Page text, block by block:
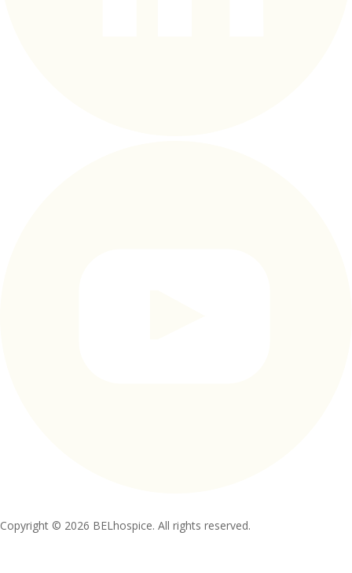
Copyright © 2026 BELhospice. All rights reserved.